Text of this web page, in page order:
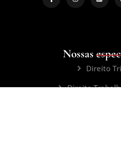
Nossas
Direito
Direito